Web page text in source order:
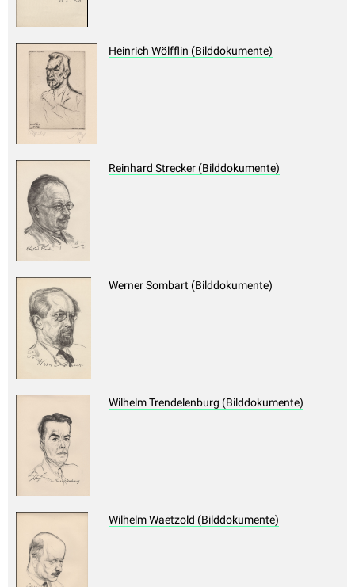
Heinrich Wölfflin (Bilddokumente)
Reinhard Strecker (Bilddokumente)
Werner Sombart (Bilddokumente)
Wilhelm Trendelenburg (Bilddokumente)
Wilhelm Waetzold (Bilddokumente)